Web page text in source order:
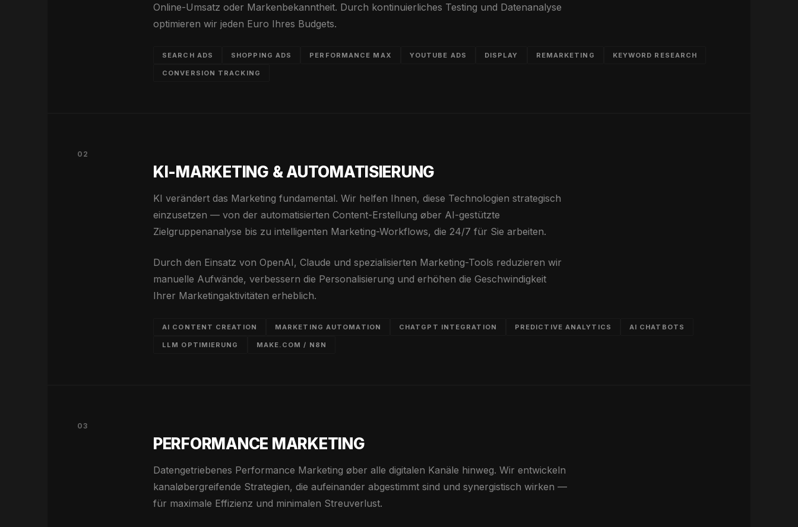
Online-Umsatz oder Markenbekanntheit. Durch kontinuierliches Testing und Datenanalyse
optimieren wir jeden Euro Ihres Budgets.
SEARCH ADS SHOPPING ADS PERFORMANCE MAX YOUTUBE ADS DISPLAY REMARKETING KEYWORD RESEARCH
CONVERSION TRACKING
02
KI-MARKETING & AUTOMATISIERUNG
KI verändert das Marketing fundamental. Wir helfen Ihnen, diese Technologien strategisch
einzusetzen — von der automatisierten Content-Erstellung øber AI-gestützte
Zielgruppenanalyse bis zu intelligenten Marketing-Workflows, die 24/7 für Sie arbeiten.
Durch den Einsatz von OpenAI, Claude und spezialisierten Marketing-Tools reduzieren wir
manuelle Aufwände, verbessern die Personalisierung und erhöhen die Geschwindigkeit
Ihrer Marketingaktivitäten erheblich.
AI CONTENT CREATION MARKETING AUTOMATION CHATGPT INTEGRATION PREDICTIVE ANALYTICS AI CHATBOTS
LLM OPTIMIERUNG MAKE.COM / N8N
03
PERFORMANCE MARKETING
Datengetriebenes Performance Marketing øber alle digitalen Kanäle hinweg. Wir entwickeln
kanaløbergreifende Strategien, die aufeinander abgestimmt sind und synergistisch wirken —
für maximale Effizienz und minimalen Streuverlust.